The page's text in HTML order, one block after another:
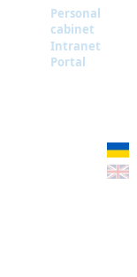
Personal
cabinet
Intranet
Portal